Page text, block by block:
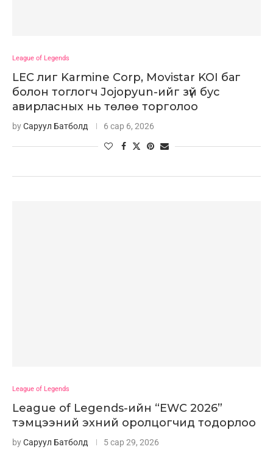
League of Legends
LEC лиг Karmine Corp, Movistar KOI баг
болон тоглогч Jojopyun-ийг зүй бус
авирласных нь төлөө торголоо
byСаруул Батболд 6 сар 6, 2026
League of Legends
League of Legends-ийн “EWC 2026”
тэмцээний эхний оролцогчид тодорлоо
byСаруул Батболд 5 сар 29, 2026